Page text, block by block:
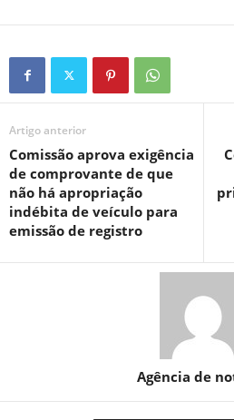
Artigo anterior
Comissão aprova exigência
de comprovante de que
não há apropriação
indébita de veículo para
emissão de registro
Agência de